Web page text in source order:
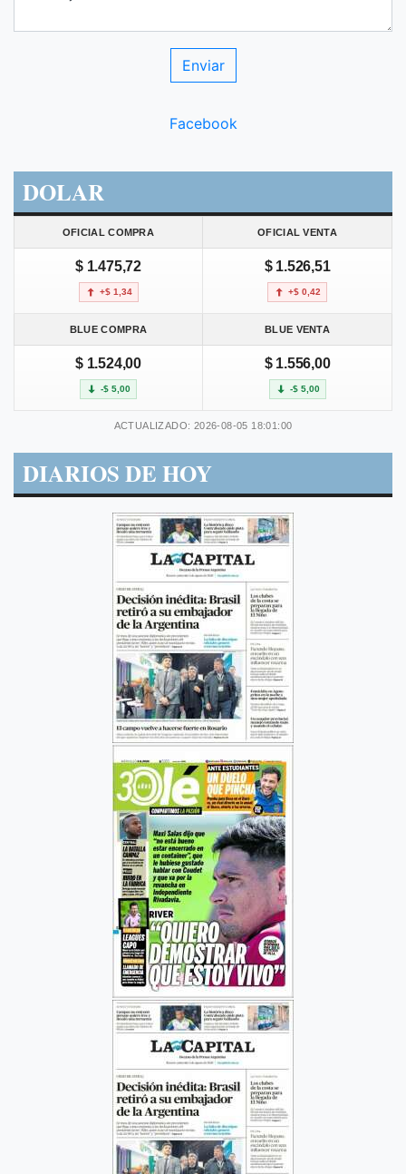
Facebook
DOLAR
OFICIAL COMPRA OFICIAL VENTA
$ 1.475,72
+$ 1,34
$ 1.526,51
+$ 0,42
BLUE COMPRA BLUE VENTA
$ 1.524,00
-$ 5,00
$ 1.556,00
-$ 5,00
ACTUALIZADO: 2026-08-05 18:01:00
DIARIOS DE HOY